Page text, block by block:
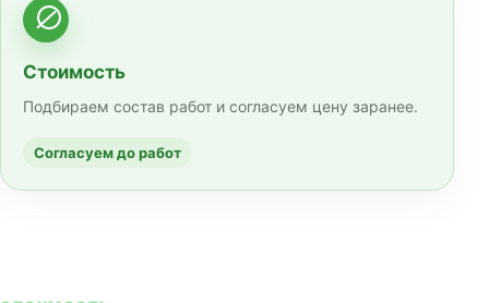
Стоимость
Подбираем состав работ и согласуем цену заранее.
Согласуем до работ